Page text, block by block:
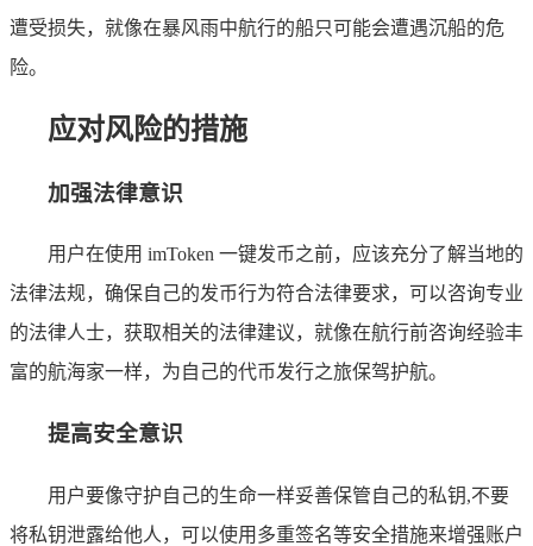
遭受损失，就像在暴风雨中航行的船只可能会遭遇沉船的危
险。
应对风险的措施
加强法律意识
用户在使用 imToken 一键发币之前，应该充分了解当地的
法律法规，确保自己的发币行为符合法律要求，可以咨询专业
的法律人士，获取相关的法律建议，就像在航行前咨询经验丰
富的航海家一样，为自己的代币发行之旅保驾护航。
提高安全意识
用户要像守护自己的生命一样妥善保管自己的私钥,不要
将私钥泄露给他人，可以使用多重签名等安全措施来增强账户